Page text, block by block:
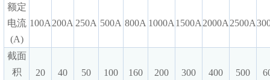
额定
电流
(A)
100A200A250A 500A 800A 1000A1500A2000A2500A
截面
积
20 40 50 100 160 200 300 400 500